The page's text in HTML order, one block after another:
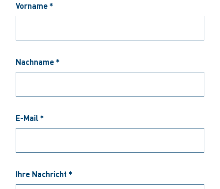
Vorname *
Nachname *
E-Mail *
Ihre Nachricht *